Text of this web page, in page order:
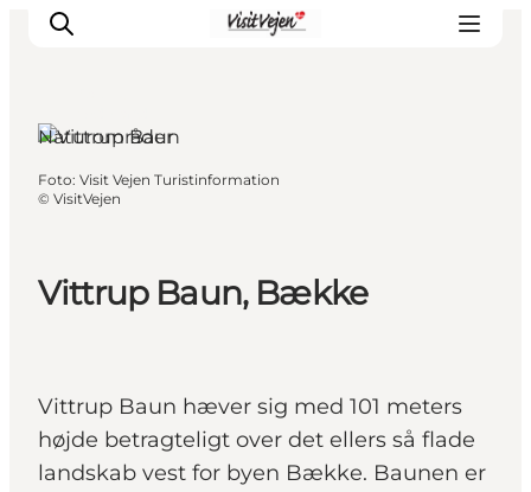
Spise
Se og oplev
Udforsk
Vittrup Baun, Bække
Vittrup Baun hæver sig med 101 meters
højde betragteligt over det ellers så flade
landskab vest for byen Bække. Baunen er
Naturområder
Foto: Visit Vejen Turistinformation
© VisitVejen